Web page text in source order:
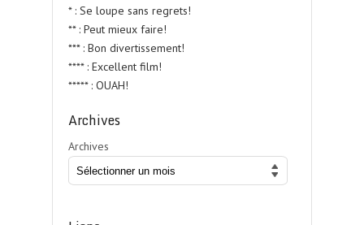
* : Se loupe sans regrets!
** : Peut mieux faire!
*** : Bon divertissement!
**** : Excellent film!
***** : OUAH!
Archives
Archives